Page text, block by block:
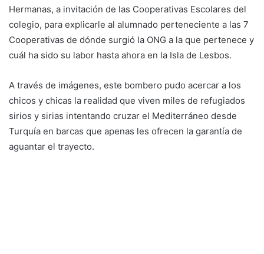
Hermanas, a invitación de las Cooperativas Escolares del
colegio, para explicarle al alumnado perteneciente a las 7
Cooperativas de dónde surgió la ONG a la que pertenece y
cuál ha sido su labor hasta ahora en la Isla de Lesbos.
A través de imágenes, este bombero pudo acercar a los
chicos y chicas la realidad que viven miles de refugiados
sirios y sirias intentando cruzar el Mediterráneo desde
Turquía en barcas que apenas les ofrecen la garantía de
aguantar el trayecto.